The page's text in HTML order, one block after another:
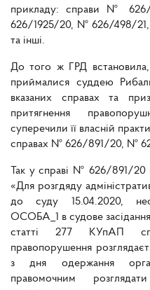
прикладу: справи №
626/1925/20, № 626/498/
та інші.
До того ж ГРД встановила,
приймалися суддею
вказаних справах та
притягнення
суперечили її власній
справах № 626/891/20, №
Так у справі № 626/891/20
«Для розгдяду
до суду 15.04.2020,
ОСОБА_1 в судове
статті 277 КУпАП
правопорушення
з дня одержання
правомочним